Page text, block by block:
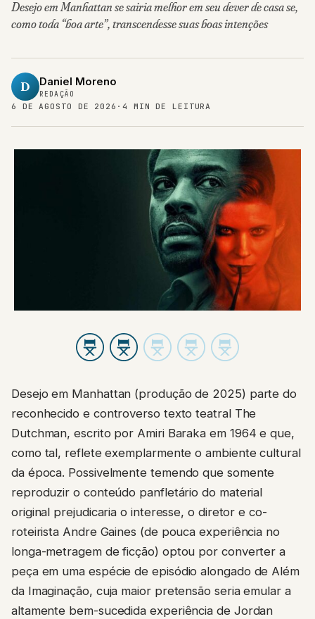
Desejo em Manhattan se sairia melhor em seu dever de casa se,
como toda “boa arte”, transcendesse suas boas intenções
D Daniel Moreno
REDAÇÃO
6 DE AGOSTO DE 2026 · 4 MIN DE LEITURA
Desejo em Manhattan (produção de 2025) parte do
reconhecido e controverso texto teatral The
Dutchman, escrito por Amiri Baraka em 1964 e que,
como tal, reflete exemplarmente o ambiente cultural
da época. Possivelmente temendo que somente
reproduzir o conteúdo panfletário do material
original prejudicaria o interesse, o diretor e co-
roteirista Andre Gaines (de pouca experiência no
longa-metragem de ficção) optou por converter a
peça em uma espécie de episódio alongado de Além
da Imaginação, cuja maior pretensão seria emular a
altamente bem-sucedida experiência de Jordan